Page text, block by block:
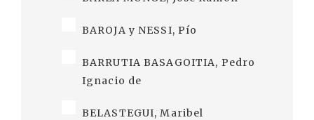
BAROJA y NESSI, Pío
BARRUTIA BASAGOITIA, Pedro
Ignacio de
BELASTEGUI, Maribel